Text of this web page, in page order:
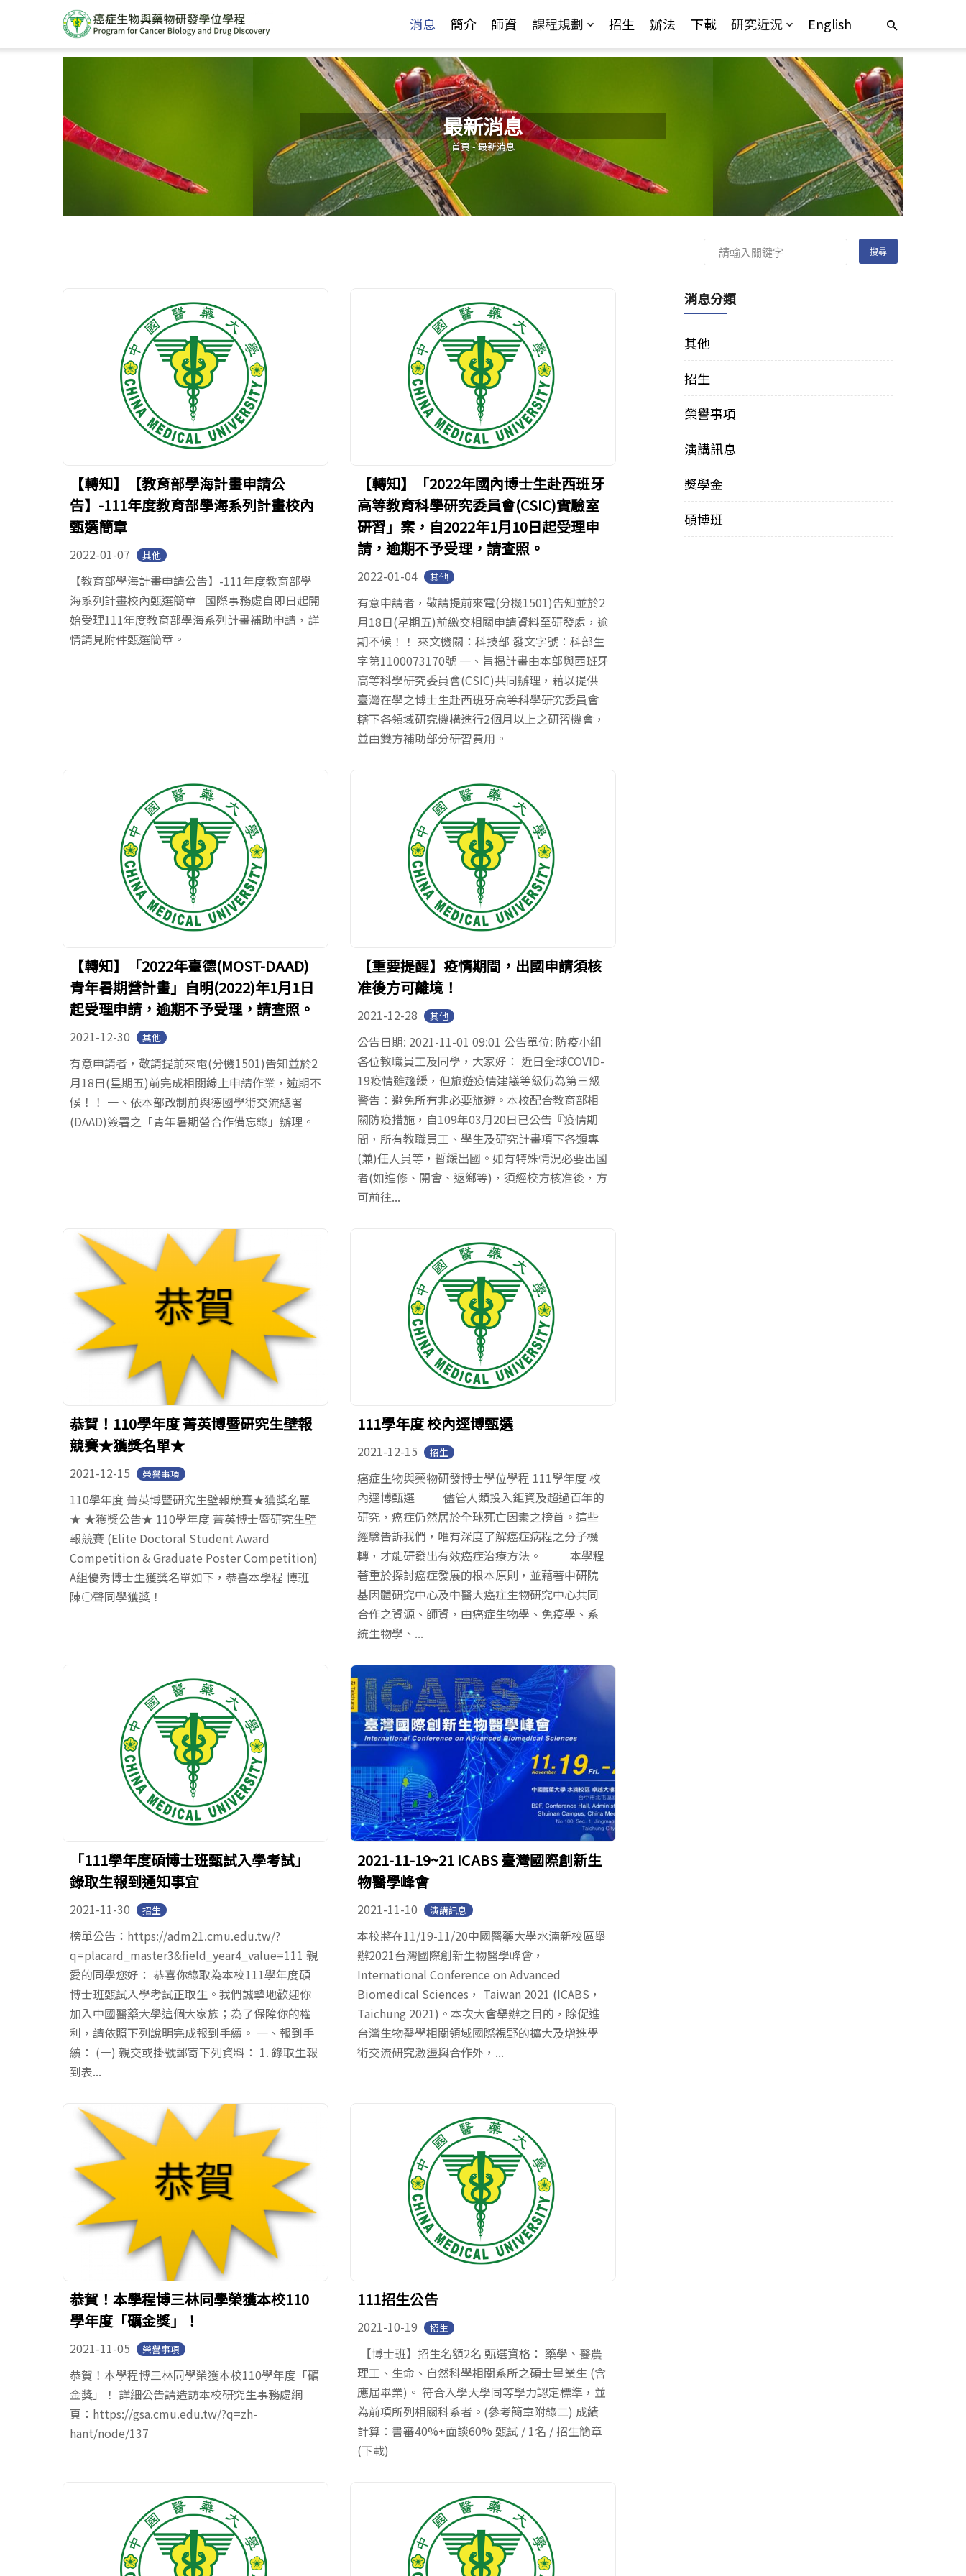
消息 簡介 師資 課程規劃 招生 辦法 下載 研究近況 English
最新消息
您在這裡
首頁-最新消息
【轉知】【教育部學海計畫申請公
告】-111年度教育部學海系列計畫校內
甄選簡章
2022-01-07 其他
【教育部學海計畫申請公告】-111年度教育部學
海系列計畫校內甄選簡章 國際事務處自即日起開
始受理111年度教育部學海系列計畫補助申請，詳
情請見附件甄選簡章。
【轉知】「2022年國內博士生赴西班牙
高等教育科學研究委員會(CSIC)實驗室
研習」案，自2022年1月10日起受理申
請，逾期不予受理，請查照。
2022-01-04 其他
有意申請者，敬請提前來電(分機1501)告知並於2
月18日(星期五)前繳交相關申請資料至研發處，逾
期不候！！ 來文機關：科技部 發文字號︰科部生
字第1100073170號 一、旨揭計畫由本部與西班牙
高等科學研究委員會(CSIC)共同辦理，藉以提供
臺灣在學之博士生赴西班牙高等科學研究委員會
轄下各領域研究機構進行2個月以上之研習機會，
並由雙方補助部分研習費用。
【轉知】「2022年臺德(MOST-DAAD)
青年暑期營計畫」自明(2022)年1月1日
起受理申請，逾期不予受理，請查照。
2021-12-30 其他
有意申請者，敬請提前來電(分機1501)告知並於2
月18日(星期五)前完成相關線上申請作業，逾期不
候！！ 一、依本部改制前與德國學術交流總署
(DAAD)簽署之「青年暑期營合作備忘錄」辦理。
【重要提醒】疫情期間，出國申請須核
准後方可離境！
2021-12-28 其他
公告日期: 2021-11-01 09:01 公告單位: 防疫小組
各位教職員工及同學，大家好： 近日全球COVID-
19疫情雖趨緩，但旅遊疫情建議等級仍為第三級
警告：避免所有非必要旅遊。本校配合教育部相
關防疫措施，自109年03月20日已公告『疫情期
間，所有教職員工、學生及研究計畫項下各類專
(兼)任人員等，暫緩出國。如有特殊情況必要出國
者(如進修、開會、返鄉等)，須經校方核准後，方
可前往...
恭賀！110學年度 菁英博暨研究生壁報
競賽★獲獎名單★
2021-12-15 榮譽事項
110學年度 菁英博暨研究生壁報競賽★獲獎名單
★ ★獲獎公告★ 110學年度 菁英博士暨研究生壁
報競賽 (Elite Doctoral Student Award
Competition & Graduate Poster Competition)
A組優秀博士生獲獎名單如下，恭喜本學程 博班
陳○聲同學獲獎！
111學年度 校內逕博甄選
2021-12-15 招生
癌症生物與藥物研發博士學位學程 111學年度 校
內逕博甄選 儘管人類投入鉅資及超過百年的
研究，癌症仍然居於全球死亡因素之榜首。這些
經驗告訴我們，唯有深度了解癌症病程之分子機
轉，才能研發出有效癌症治療方法。 本學程
著重於探討癌症發展的根本原則，並藉著中研院
基因體研究中心及中醫大癌症生物研究中心共同
合作之資源、師資，由癌症生物學、免疫學、系
統生物學、...
「111學年度碩博士班甄試入學考試」
錄取生報到通知事宜
2021-11-30 招生
榜單公告：https://adm21.cmu.edu.tw/?
q=placard_master3&field_year4_value=111 親
愛的同學您好： 恭喜你錄取為本校111學年度碩
博士班甄試入學考試正取生。我們誠摰地歡迎你
加入中國醫藥大學這個大家族；為了保障你的權
利，請依照下列說明完成報到手續。 一、報到手
續： (一) 親交或掛號郵寄下列資料： 1. 錄取生報
到表...
2021-11-19~21 ICABS 臺灣國際創新生
物醫學峰會
2021-11-10 演講訊息
本校將在11/19-11/20中國醫藥大學水湳新校區舉
辦2021台灣國際創新生物醫學峰會，
International Conference on Advanced
Biomedical Sciences， Taiwan 2021 (ICABS，
Taichung 2021)。本次大會舉辦之目的，除促進
台灣生物醫學相關領域國際視野的擴大及增進學
術交流研究激盪與合作外，...
恭賀！本學程博三林同學榮獲本校110
學年度「礪金獎」！
2021-11-05 榮譽事項
恭賀！本學程博三林同學榮獲本校110學年度「礪
金獎」！ 詳細公告請造訪本校研究生事務處網
頁：https://gsa.cmu.edu.tw/?q=zh-
hant/node/137
111招生公告
2021-10-19 招生
【博士班】招生名額2名 甄選資格： 藥學、醫農
理工、生命、自然科學相關系所之碩士畢業生 (含
應屆畢業)。 符合入學大學同等學力認定標準，並
為前項所列相關科系者。(參考簡章附錄二) 成績
計算：書審40%+面談60% 甄試 / 1名 / 招生簡章
(下載)
消息分類
其他
招生
榮譽事項
演講訊息
獎學金
碩博班